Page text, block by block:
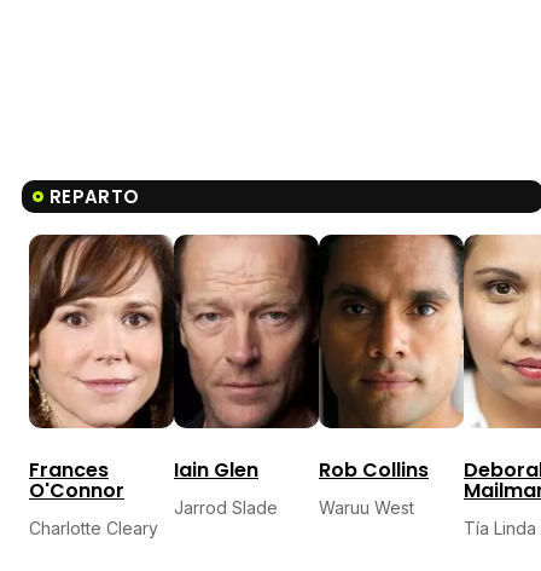
REPARTO
Frances
O'Connor
Charlotte Cleary
Iain Glen
Jarrod Slade
Rob Collins
Waruu West
Tía Linda